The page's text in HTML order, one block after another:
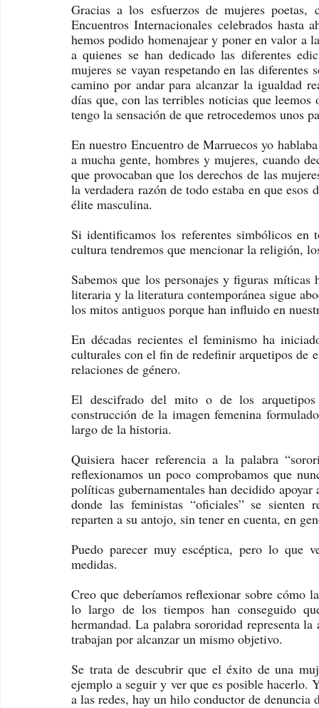
Gracias a los esfuerzos de mujeres
Encuentros Internacionales celebrados hasta
hemos podido homenajear y poner en valor a
a quienes se han dedicado las diferentes
mujeres se vayan respetando en las diferentes
camino por andar para alcanzar la igualdad
días que, con las terribles noticias que leemos
tengo la sensación de que retrocedemos unos
En nuestro Encuentro de Marruecos yo
a mucha gente, hombres y mujeres, cuando
que provocaban que los derechos de las
la verdadera razón de todo estaba en que
élite masculina.
Si identificamos los referentes simbólicos
cultura tendremos que mencionar la religión,
Sabemos que los personajes y figuras
literaria y la literatura contemporánea sigue
los mitos antiguos porque han influido en
En décadas recientes el feminismo ha
culturales con el fin de redefinir arquetipos de
relaciones de género.
El descifrado del mito o de los
construcción de la imagen femenina
largo de la historia.
Quisiera hacer referencia a la palabra
reflexionamos un poco comprobamos que
políticas gubernamentales han decidido
donde las feministas “oficiales” se sienten
reparten a su antojo, sin tener en cuenta, en
Puedo parecer muy escéptica, pero lo que
medidas.
Creo que deberíamos reflexionar sobre cómo
lo largo de los tiempos han conseguido
hermandad. La palabra sororidad representa
trabajan por alcanzar un mismo objetivo.
Se trata de descubrir que el éxito de una
ejemplo a seguir y ver que es posible hacerlo.
a las redes, hay un hilo conductor de denuncia